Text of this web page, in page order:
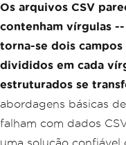
Os arquivos CSV
contenham vírgulas
torna-se dois campos
divididos em cada
estruturados se
abordagens básicas de
falham com dados
uma solução